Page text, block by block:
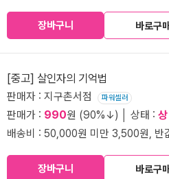
장바구니 바로구매
[중고] 살인자의 기억법
판매자 : 지구촌서점 파워셀러
판매가 : 990원 (90%↓) │ 상태 : 상
배송비 : 50,000원 미만 3,500원, 반
장바구니 바로구매